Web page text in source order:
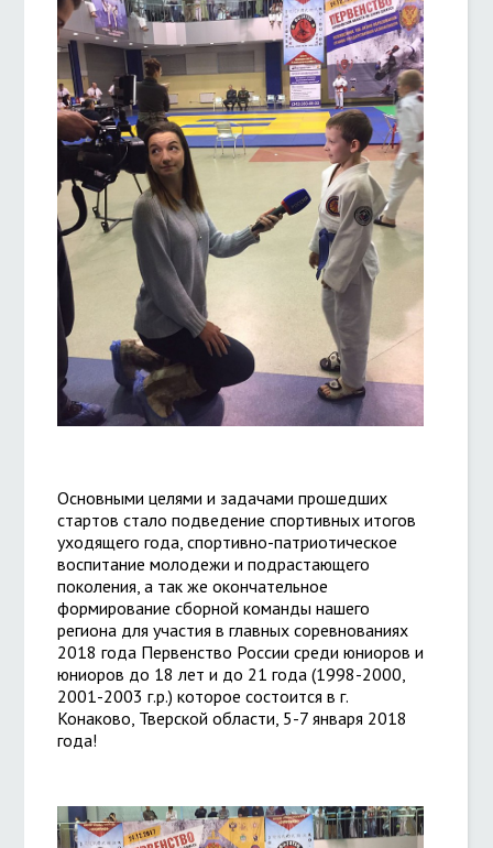
Основными целями и задачами прошедших
стартов стало подведение спортивных итогов
уходящего года, спортивно-патриотическое
воспитание молодежи и подрастающего
поколения, а так же окончательное
формирование сборной команды нашего
региона для участия в главных соревнованиях
2018 года Первенство России среди юниоров и
юниоров до 18 лет и до 21 года (1998-2000,
2001-2003 г.р.) которое состоится в г.
Конаково, Тверской области, 5-7 января 2018
года!